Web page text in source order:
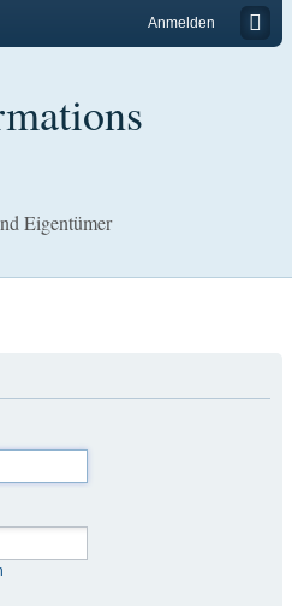
Anmelden
Eigentümer